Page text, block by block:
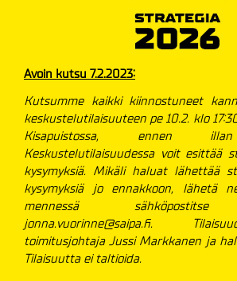
Avoin kutsu 7.2.2023:
Kutsumme kaikki kiinnostuneet
keskustelutilaisuuteen pe 10.2. klo
Kisapuistossa, ennen
Keskustelutilaisuudessa voit esittää
kysymyksiä. Mikäli haluat lähettää
kysymyksiä jo ennakkoon, lähetä
mennessä sähköpostitse
jonna.vuorinne@saipa.fi.
toimitusjohtaja Jussi Markkanen ja
Tilaisuutta ei taltioida.